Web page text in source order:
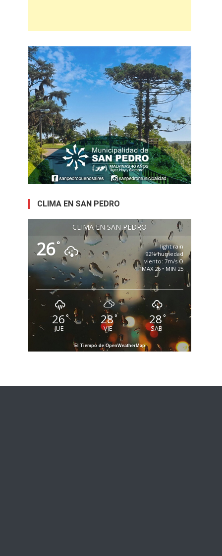
CLIMA EN SAN PEDRO
CLIMA EN SAN PEDRO
26°
light rain
92% humedad
viento: 7m/s O
MAX 26 • MIN 25
26°
JUE
28°
VIE
28°
SAB
El Tiempo de OpenWeatherMap